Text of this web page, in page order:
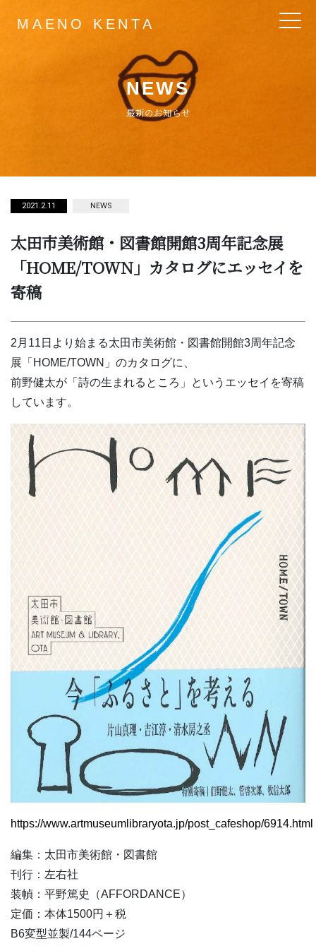
Main Navigation
MAENO KENTA
NEWS
最新のお知らせ
2021.2.11 NEWS
太田市美術館・図書館開館3周年記念展
「HOME/TOWN」カタログにエッセイを
寄稿
2月11日より始まる太田市美術館・図書館開館3周年記念
展「HOME/TOWN」のカタログに、
前野健太が「詩の生まれるところ」というエッセイを寄稿
しています。
https://www.artmuseumlibraryota.jp/post_cafeshop/6914.html
編集：太田市美術館・図書館
刊行：左右社
装幀：平野篤史（AFFORDANCE）
定価：本体1500円＋税
B6変型並製/144ページ